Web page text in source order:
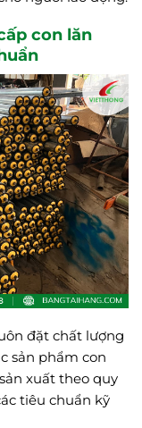
con lăn
đặt chất lượng
sản phẩm con
xuất theo quy
tiêu chuẩn kỹ